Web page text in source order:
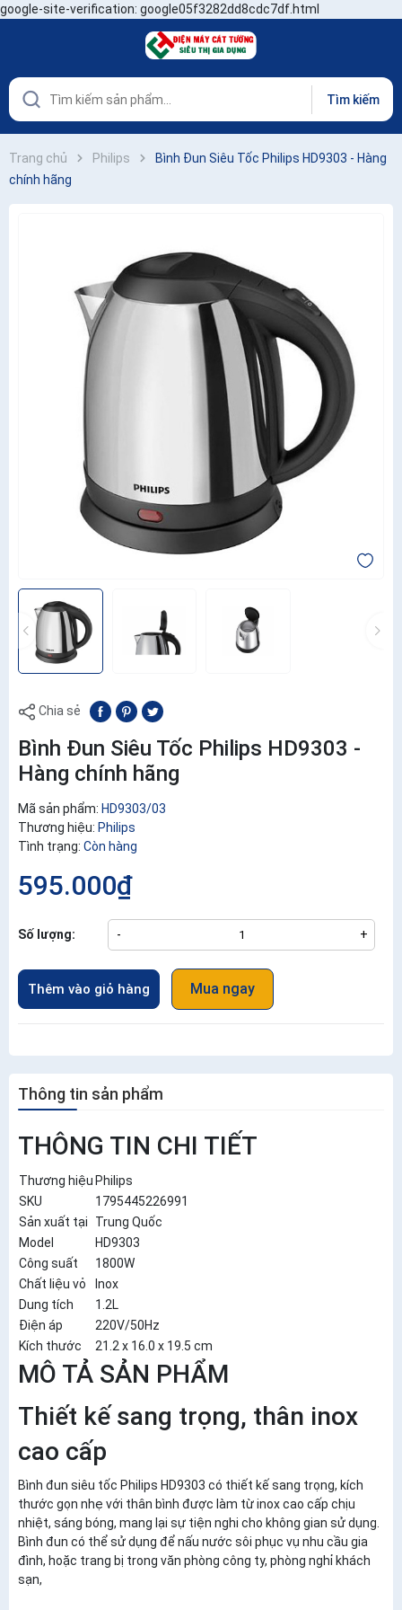
google-site-verification: google05f3282dd8cdc7df.html
Tìm kiếm
Trang chủ Philips
Bình Đun Siêu Tốc Philips HD9303 - Hàng
chính hãng
Chia sẻ
Bình Đun Siêu Tốc Philips HD9303 -
Hàng chính hãng
Mã sản phẩm: HD9303/03
Thương hiệu: Philips
Tình trạng: Còn hàng
595.000₫
Số lượng: - +
Thêm vào giỏ hàng Mua ngay
Thông tin sản phẩm
THÔNG TIN CHI TIẾT
Thương hiệuPhilips
SKU
1795445226991
Sản xuất tại
Trung Quốc
Model
HD9303
Công suất
1800W
Chất liệu vỏ
Inox
Dung tích
1.2L
Điện áp
220V/50Hz
Kích thước
21.2 x 16.0 x 19.5 cm
MÔ TẢ SẢN PHẨM
Thiết kế sang trọng, thân inox
cao cấp
Bình đun siêu tốc Philips HD9303 có thiết kế sang trọng, kích
thước gọn nhẹ với thân bình được làm từ inox cao cấp chịu
nhiệt, sáng bóng, mang lại sự tiện nghi cho không gian sử dụng.
Bình đun có thể sử dụng để nấu nước sôi phục vụ nhu cầu gia
đình, hoặc trang bị trong văn phòng công ty, phòng nghỉ khách
sạn,